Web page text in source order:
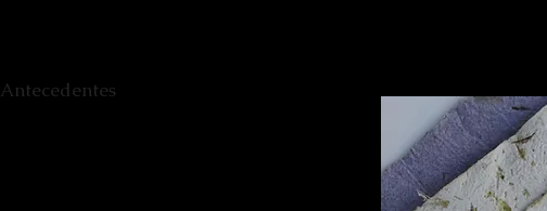
Antecedentes